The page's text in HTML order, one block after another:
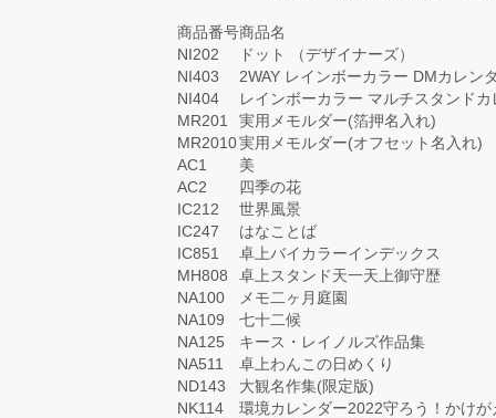
商品番号商品名
NI202
ドット （デザイナーズ）
NI403
2WAY レインボーカラー DMカレン
NI404
レインボーカラー マルチスタンド
MR201
実用メモルダー(箔押名入れ)
MR2010実用メモルダー(オフセット名入れ)
AC1
美
AC2
四季の花
IC212
世界風景
IC247
はなことば
IC851
卓上バイカラーインデックス
MH808
卓上スタンド天一天上御守歴
NA100
メモ二ヶ月庭園
NA109
七十二候
NA125
キース・レイノルズ作品集
NA511
卓上わんこの日めくり
ND143
大観名作集(限定版)
NK114
環境カレンダー2022守ろう！かけ